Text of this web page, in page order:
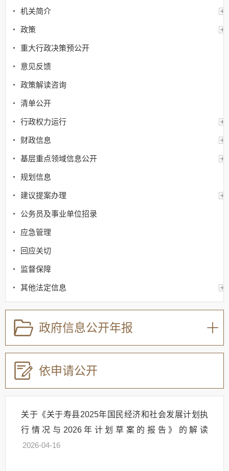
机关简介
政策
重大行政决策预公开
意见反馈
政策解读咨询
清单公开
行政权力运行
财政信息
基层重点领域信息公开
规划信息
建议提案办理
公务员及事业单位招录
应急管理
回应关切
监督保障
其他法定信息
放管服改革落实情况
政府采购合同备案
国民经济和社会发展规划
专项规划
年度计划
政府信息公开年报
依申请公开
关于《关于寿县2025年国民经济和社会发展计划执
行情况与2026年计划草案的报告》的解读
2026-04-16